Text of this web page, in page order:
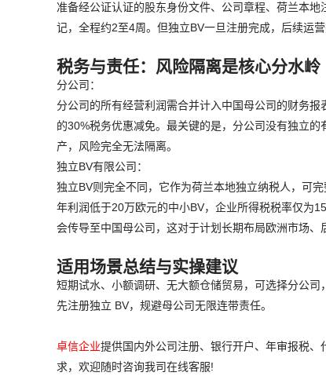
准备经公证认证的股东身份文件、公司章程、荷兰本
记，全程约2至4周。但独立BV一旦注册完成，后续运
税务与责任：风险隔离是核心分水岭
分公司：
分公司的所有经营利润需合并计入中国母公司的财务
的30%税务优惠减免。最关键的是，分公司没有独立
产，风险完全无法隔离。
独立BV有限公司：
独立BV则完全不同，它作为荷兰本地独立纳税人，可
年利润低于20万欧元的中小BV，企业所得税税率仅为
会传导至中国母公司，这对于计划长期布局欧洲市场、
适用场景总结与实操建议
短期试水、小额调研、无大额仓储贸易，可选择分公
先注册独立 BV，规避母公司无限连带责任。
卓信企业提供国内外公司注册、银行开户、年审报税、
求，欢迎随时咨询我司在线客服!